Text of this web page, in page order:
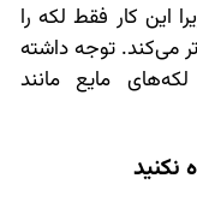
این کار فقط لکه را
می‌کند. توجه داشته
مایع مانند
نکنید